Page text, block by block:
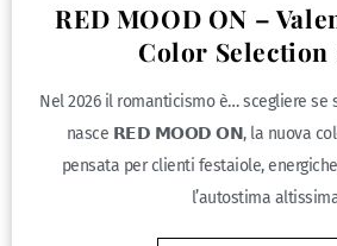
RED MOOD ON –
Color Selection
Nel 2026 il romanticismo è… scegliere se
nasce 𝗥𝗘𝗗 𝗠𝗢𝗢𝗗 𝗢𝗡, la nuova
pensata per clienti festaiole,
l’autostima